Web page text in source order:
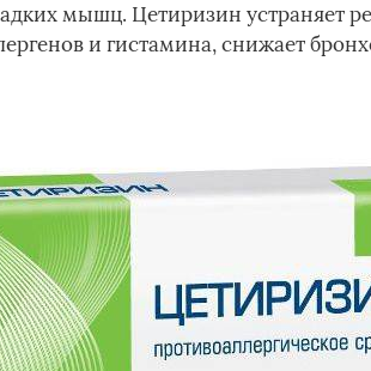
мышц. Цетиризин устраняет
и гистамина, снижает